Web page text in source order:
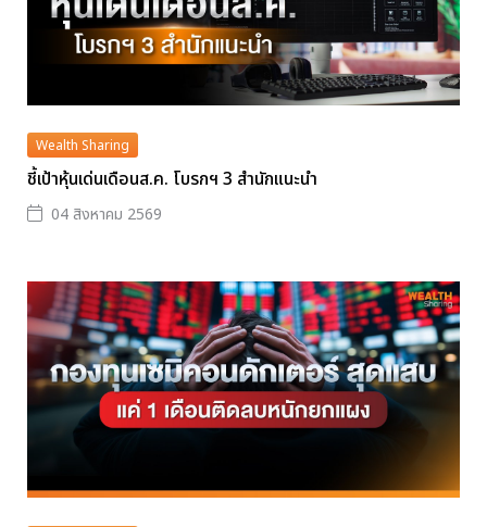
Wealth Sharing
ชี้เป้าหุ้นเด่นเดือนส.ค. โบรกฯ 3 สำนักแนะนำ
04 สิงหาคม 2569